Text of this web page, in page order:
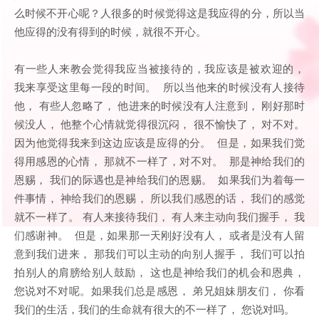
么时候不开心呢？人很多的时候觉得这是我应得的分，所以当
他应得的没有得到的时候，就很不开心。
有一些人来教会觉得我应当被接待的，我应该是被欢迎的，
我来享受这里每一段的时间。 所以当他来的时候没有人接待
他， 有些人忽略了， 他进来的时候没有人注意到， 刚好那时
候没人， 他整个心情就觉得很沉闷， 很不愉快了， 对不对。
因为他觉得我来到这边应该是应得的分。 但是，如果我们觉
得用感恩的心情， 那就不一样了，对不对。 那是神给我们的
恩赐， 我们的际遇也是神给我们的恩赐。 如果我们为着每一
件事情， 神给我们的恩赐， 所以我们感恩的话， 我们的感觉
就不一样了。 有人来接待我们， 有人来主动向我们握手， 我
们感谢神。 但是，如果那一天刚好没有人， 或者是没有人留
意到我们进来， 那我们可以主动的向别人握手， 我们可以拍
拍别人的肩膀给别人鼓励， 这也是神给我们的机会和恩典，
您说对不对呢。如果我们总是感恩， 弟兄姐妹朋友们， 你看
我们的生活，我们的生命就有很大的不一样了， 您说对吗。